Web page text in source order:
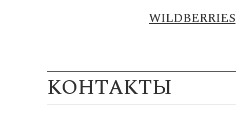
WILDBERRIES
КОНТАКТЫ